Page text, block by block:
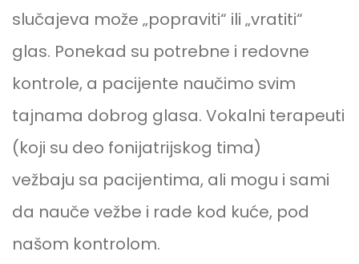
slučajeva može „popraviti“ ili „vratiti“
glas. Ponekad su potrebne i redovne
kontrole, a pacijente naučimo svim
tajnama dobrog glasa. Vokalni terapeuti
(koji su deo fonijatrijskog tima)
vežbaju sa pacijentima, ali mogu i sami
da nauče vežbe i rade kod kuće, pod
našom kontrolom.